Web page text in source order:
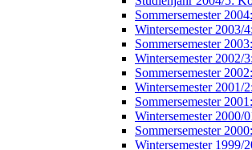
Sommersemester
Wintersemester 2003/
Sommersemester
Wintersemester
Sommersemester
Wintersemester 2001/
Sommersemester
Wintersemester
Sommersemester
Wintersemester 1999/